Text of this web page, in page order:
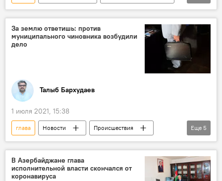
Генштаб
Министерство обороны АР
Воинские части
Генеральный штаб ВС АР
За землю ответишь: против
муниципального чиновника возбудили
дело
Талыб Бархудаев
1 июля 2021, 15:38
глава Новости
Происшествия
ЖИЗНЬ
Азербайджан
Муниципалитет
мошенник
Еще 5
В Азербайджане глава
исполнительной власти скончался от
коронавируса